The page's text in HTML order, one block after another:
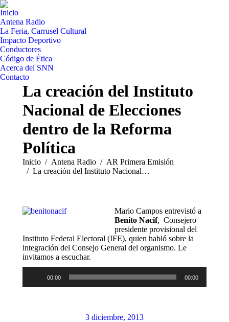
Inicio
Antena Radio
La Feria, Carrusel Cultural
Impacto Deportivo
Conductores
Código de Ética
Acerca del SNN
Contacto
La creación del Instituto
Nacional de Elecciones
dentro de la Reforma
Política
Estás aquí:
Inicio Antena Radio
AR Primera Emisión
La creación del Instituto Nacional…
Mario Campos entrevistó a
Benito Nacif, Consejero
presidente provisional del
Instituto Federal Electoral (IFE), quien habló sobre la
integración del Consejo General del organismo. Le
invitamos a escuchar.
audio
00:00 00:00
3 diciembre, 2013